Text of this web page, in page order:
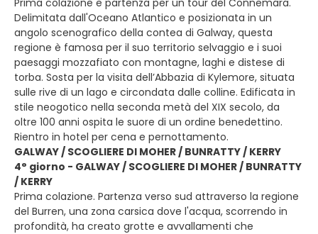
Delimitata dall'Oceano Atlantico e posizionata in un
angolo scenografico della contea di Galway, questa
regione è famosa per il suo territorio selvaggio e i suoi
paesaggi mozzafiato con montagne, laghi e distese di
torba. Sosta per la visita dell’Abbazia di Kylemore, situata
sulle rive di un lago e circondata dalle colline. Edificata in
stile neogotico nella seconda metà del XIX secolo, da
oltre 100 anni ospita le suore di un ordine benedettino.
Rientro in hotel per cena e pernottamento.
GALWAY / SCOGLIERE DI MOHER / BUNRATTY / KERRY
4° giorno - GALWAY / SCOGLIERE DI MOHER / BUNRATTY
/ KERRY
Prima colazione. Partenza verso sud attraverso la regione
del Burren, una zona carsica dove l'acqua, scorrendo in
profondità, ha creato grotte e avvallamenti che